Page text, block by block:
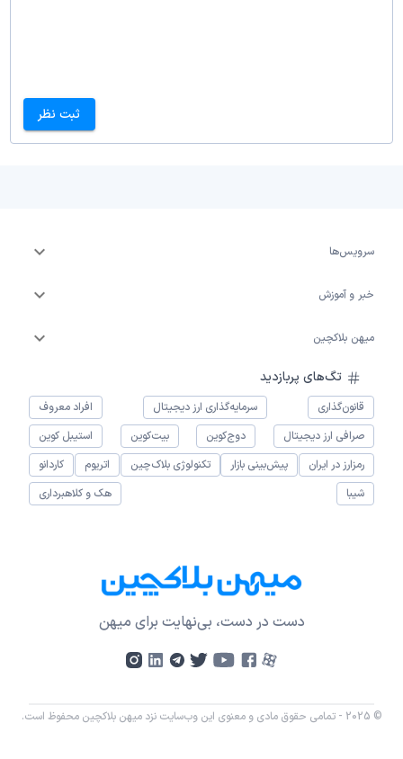
ثبت نظر
سرویس‌ها
خبر و آموزش
میهن بلاکچین
تگ‌های پربازدید
قانون‌گذاری سرمایه‌گذاری ارز دیجیتال
افراد معروف
صرافی ارز دیجیتال
دوج‌کوین بیت‌کوین
استیبل کوین
رمزارز در ایران
پیش‌بینی بازار تکنولوژی بلاک‌چین اتریوم
کاردانو
شیبا
هک و کلاهبرداری
دست در دست، بی‌نهایت برای میهن
© 2025 - تمامی حقوق مادی و معنوی این وب‌سایت نزد میهن بلاکچین محفوظ است.